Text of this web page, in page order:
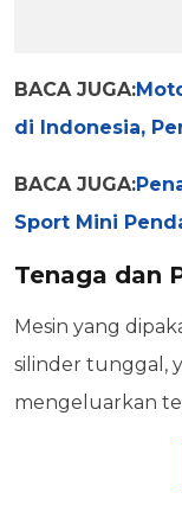
BACA JUGA:
di Indonesia,
BACA JUGA:
Sport Mini
Tenaga dan
Mesin yang
silinder tunggal,
mengeluarkan